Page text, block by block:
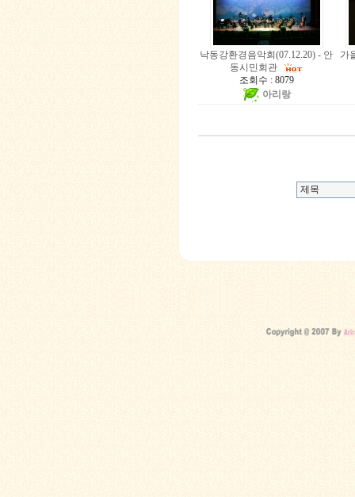
낙동강환경음악회(07.12.20) - 안
동시민회관
조회수 : 8079
아리랑
가